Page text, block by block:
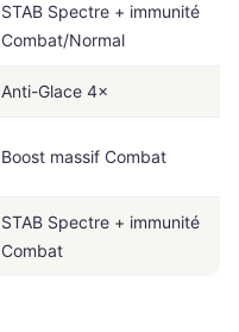
STAB Spectre + immunité
Combat/Normal
Anti-Glace 4×
Boost massif Combat
STAB Spectre + immunité
Combat